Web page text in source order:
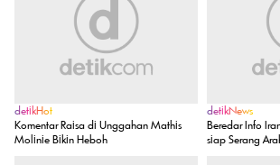
detikHot
Komentar Raisa di Unggahan Mathis
Molinie Bikin Heboh
detikNews
Beredar Info
siap Serang